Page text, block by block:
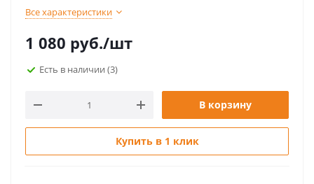
Все характеристики
1 080 руб./шт
Есть в наличии (3)
В корзину
Купить в 1 клик